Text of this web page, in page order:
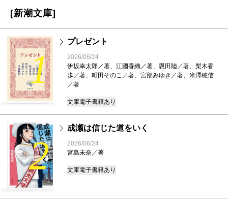
[新潮文庫]
1
プレゼント
2026/06/24
伊坂幸太郎／著、江國香織／著、恩田陸／著、梨木香
歩／著、町田そのこ／著、宮部みゆき／著、米澤穂信
／著
文庫電子書籍あり
2
成瀬は信じた道をいく
2026/06/24
宮島未奈／著
文庫電子書籍あり